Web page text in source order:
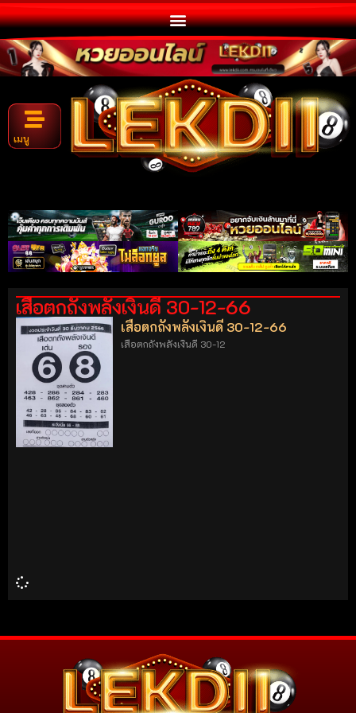
เมนู
เสือตกถังพลังเงินดี 30-12-66
เสือตกถังพลังเงินดี 30-12-66
เสือตกถังพลังเงินดี 30-12